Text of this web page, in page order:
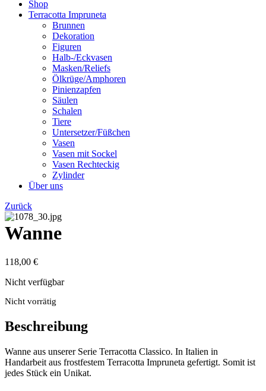
Shop
Terracotta Impruneta
Brunnen
Dekoration
Figuren
Halb-/Eckvasen
Masken/Reliefs
Ölkrüge/Amphoren
Pinienzapfen
Säulen
Schalen
Tiere
Untersetzer/Füßchen
Vasen
Vasen mit Sockel
Vasen Rechteckig
Zylinder
Über uns
Zurück
Wanne
118,00 €
Nicht verfügbar
Nicht vorrätig
Beschreibung
Wanne aus unserer Serie Terracotta Classico. In Italien in
Handarbeit aus frostfestem Terracotta Impruneta gefertigt. Somit ist
jedes Stück ein Unikat.